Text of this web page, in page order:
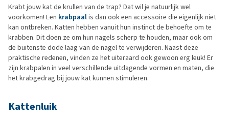
Krabt jouw kat de krullen van de trap? Dat wil je natuurlijk wel
voorkomen! Een krabpaalis dan ook een accessoire die eigenlijk niet
kan ontbreken. Katten hebben vanuit hun instinct de behoefte om te
krabben. Dit doen ze om hun nagels scherp te houden, maar ook om
de buitenste dode laag van de nagel te verwijderen. Naast deze
praktische redenen, vinden ze het uiteraard ook gewoon erg leuk! Er
zijn krabpalen in veel verschillende uitdagende vormen en maten, die
het krabgedrag bij jouw kat kunnen stimuleren.
Kattenluik